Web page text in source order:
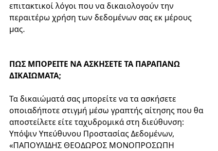
επιτακτικοί λόγοι που να δικαιολογούν την
περαιτέρω χρήση των δεδομένων σας εκ μέρους
μας.
ΠΩΣ ΜΠΟΡΕΙΤΕ ΝΑ ΑΣΚΗΣΕΤΕ ΤΑ ΠΑΡΑΠΑΝΩ
ΔΙΚΑΙΩΜΑΤΑ;
Τα δικαιώματά σας μπορείτε να τα ασκήσετε
οποιαδήποτε στιγμή μέσω γραπτής αίτησης που θα
αποστείλετε είτε ταχυδρομικά στη διεύθυνση:
Υπόψιν Υπεύθυνου Προστασίας Δεδομένων,
«ΠΑΠΟΥΛΙΔΗΣ ΘΕΟΔΩΡΟΣ ΜΟΝΟΠΡΟΣΩΠΗ